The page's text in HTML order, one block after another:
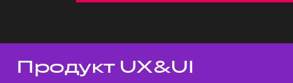
Темы докладов
Продукт UX&UI